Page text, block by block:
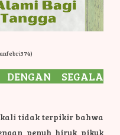
SEGALA
tidak terpikir bahwa
penuh hiruk pikuk